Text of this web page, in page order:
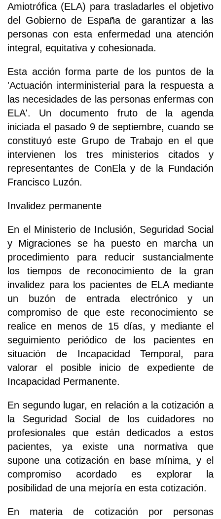
Amiotrófica (ELA) para trasladarles el objetivo
del Gobierno de España de garantizar a las
personas con esta enfermedad una atención
integral, equitativa y cohesionada.
Esta acción forma parte de los puntos de la
'Actuación interministerial para la respuesta a
las necesidades de las personas enfermas con
ELA'. Un documento fruto de la agenda
iniciada el pasado 9 de septiembre, cuando se
constituyó este Grupo de Trabajo en el que
intervienen los tres ministerios citados y
representantes de ConEla y de la Fundación
Francisco Luzón.
Invalidez permanente
En el Ministerio de Inclusión, Seguridad Social
y Migraciones se ha puesto en marcha un
procedimiento para reducir sustancialmente
los tiempos de reconocimiento de la gran
invalidez para los pacientes de ELA mediante
un buzón de entrada electrónico y un
compromiso de que este reconocimiento se
realice en menos de 15 días, y mediante el
seguimiento periódico de los pacientes en
situación de Incapacidad Temporal, para
valorar el posible inicio de expediente de
Incapacidad Permanente.
En segundo lugar, en relación a la cotización a
la Seguridad Social de los cuidadores no
profesionales que están dedicados a estos
pacientes, ya existe una normativa que
supone una cotización en base mínima, y el
compromiso acordado es explorar la
posibilidad de una mejoría en esta cotización.
En materia de cotización por personas